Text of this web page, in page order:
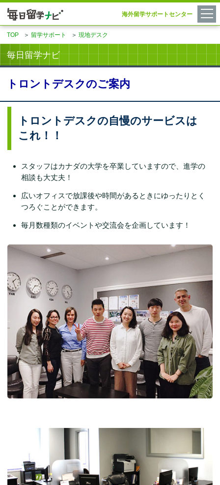
海外留学サポートセンター
TOP ＞ 留学サポート ＞ 現地デスク
毎日留学ナビ
トロントデスクのご案内
トロントデスクの自慢のサービスは
これ！！
スタッフはカナダの大学を卒業していますので、進学の
相談も大丈夫！
広いオフィスで放課後や時間があるときにゆったりとく
つろぐことができます。
毎月数種類のイベントや交流会を企画しています！